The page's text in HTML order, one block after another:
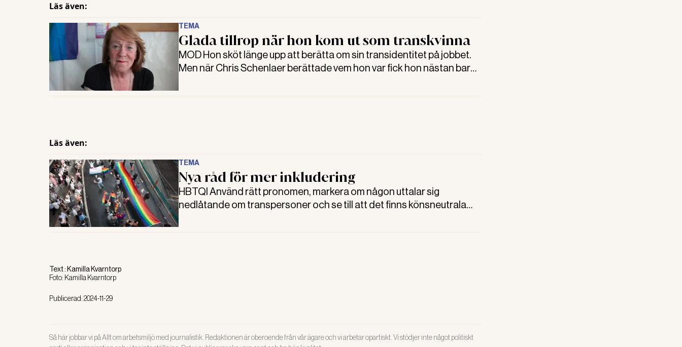
Läs även:
TEMA
Glada tillrop när hon kom ut som transkvinna
MOD Hon sköt länge upp att berätta om sin transidentitet på jobbet.
Men när Chris Schenlaer berättade vem hon var fick hon nästan bara
Läs även:
TEMA
Nya råd för mer inkludering
HBTQI Använd rätt pronomen, markera om någon uttalar sig
nedlåtande om transpersoner och se till att det finns könsneutrala
Text : Kamilla Kvarntorp
Foto: Kamilla Kvarntorp
Publicerad:2024-11-29
Så här jobbar vi på Allt om arbetsmiljö med journalistik. Redaktionen är oberoende från vår ägare och vi arbetar opartiskt. Vi stödjer inte något politiskt